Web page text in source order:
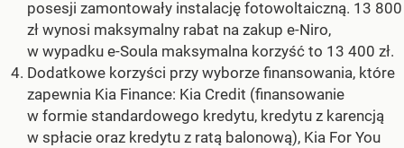
posesji zamontowały instalację fotowoltaiczną. 13 800
zł wynosi maksymalny rabat na zakup e-Niro,
w wypadku e-Soula maksymalna korzyść to 13 400 zł.
Dodatkowe korzyści przy wyborze finansowania, które
zapewnia Kia Finance: Kia Credit (finansowanie
w formie standardowego kredytu, kredytu z karencją
w spłacie oraz kredytu z ratą balonową), Kia For You